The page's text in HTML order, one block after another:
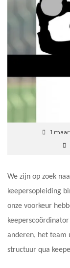
1
We zijn op zoek
keepersopleiding
onze voorkeur
anderen, het team
structuur qua